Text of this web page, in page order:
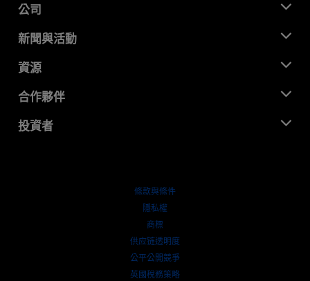
公司
關於 AMD
企業責任
招聘
聯絡我們
新聞與活動
新聞室
媒體庫
資源
開發者中心
案例研究
合作夥伴
AMD 合作夥伴中心
投資者
條款與條件
隱私權
商標
供应链透明度
公平公開競爭
英國稅務策略